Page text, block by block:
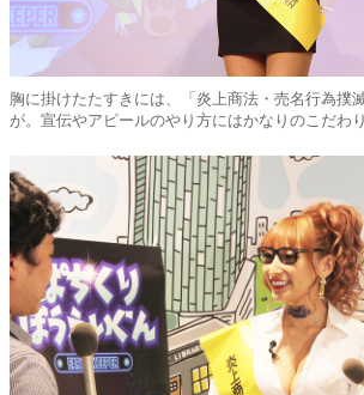
胸に掛けたたすきには、「炎上商法・売名行為撲
が。宣伝やアピールのやり方にはかなりのこだわ